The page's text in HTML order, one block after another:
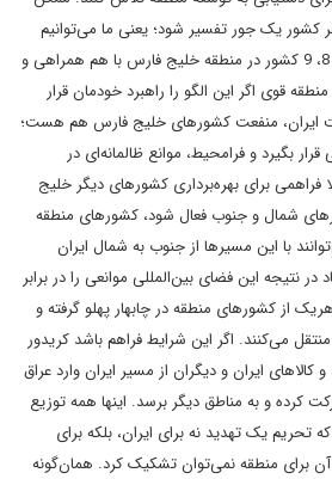
یک جور تفسیر شود؛ یعنی ما می‌توانیم
به‌عنوان یک مجموعه مرکب از 8، 9 کشور در منطقه خلیج فارس با هم همراهی و
قوی اگر این الگو را راهبرد خودمان قرار
ایران، منفعت کشورهای خلیج فارس هم هست؛
بگیرد و فرامحیط، موانع ظالمانه‌ای در
فراهمی برای بهره‌برداری کشورهای دیگر خلیج
شمال و جنوب فعال شود، کشورهای منطقه
با این مسیرها از جنوب به شمال ایران
در نتیجه این فضای بین‌المللی موانعی را در برابر
از کشورهای منطقه در چابهار پهلو گرفته و
می‌کنند. اگر این شرایط فراهم باشد کریدور
ایران و دیگران از مسیر ایران وارد عراق
و به مناطق دیگر برسد. اینها همه توزیع
یک تهدید نه برای ایران، بلکه برای
آن برای منطقه نمی‌توان تشکیک کرد. همان‌گونه